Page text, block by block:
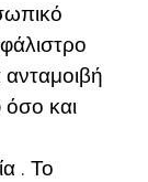
και
. Το